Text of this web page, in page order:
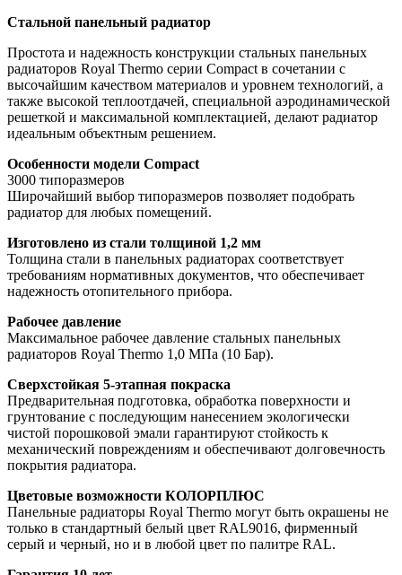
Стальной панельный радиатор
Простота и надежность конструкции стальных панельных
радиаторов Royal Thermo серии Compact в сочетании с
высочайшим качеством материалов и уровнем технологий, а
также высокой теплоотдачей, специальной аэродинамической
решеткой и максимальной комплектацией, делают радиатор
идеальным объектным решением.
Особенности модели Compact
3000 типоразмеров
Широчайший выбор типоразмеров позволяет подобрать
радиатор для любых помещений.
Изготовлено из стали толщиной 1,2 мм
Толщина стали в панельных радиаторах соответствует
требованиям нормативных документов, что обеспечивает
надежность отопительного прибора.
Рабочее давление
Максимальное рабочее давление стальных панельных
радиаторов Royal Thermo 1,0 МПа (10 Бар).
Сверхстойкая 5-этапная покраска
Предварительная подготовка, обработка поверхности и
грунтование с последующим нанесением экологически
чистой порошковой эмали гарантируют стойкость к
механический повреждениям и обеспечивают долговечность
покрытия радиатора.
Цветовые возможности КОЛОРПЛЮС
Панельные радиаторы Royal Thermo могут быть окрашены не
только в стандартный белый цвет RAL9016, фирменный
серый и черный, но и в любой цвет по палитре RAL.